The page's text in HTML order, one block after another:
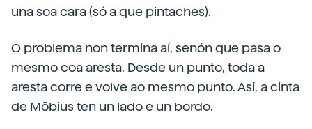
una soa cara (só a que pintaches).
O problema non termina aí, senón que pasa o
mesmo coa aresta. Desde un punto, toda a
aresta corre e volve ao mesmo punto. Así, a cinta
de Möbius ten un lado e un bordo.